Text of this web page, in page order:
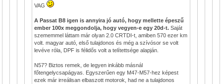
VAG
A Passat B8 igen is annyira jó autó, hogy mellette épeszű
ember 100x meggondolja, hogy vegyen-e egy 20d-t. Saját
szememmel láttam már olyan 2.0 CRTDI-t, amiben 570 ezer km
volt. magyar autó, első tulajdonos és még a szívósor se volt
levéve róla, DPF is félidős volt a telítettsége alapján.
N57? Biztos remek, de legyen inkább másnál
főtengelycsapágyas. Egyszerűen egy M47-M57-hez képest
ezek már irreálisan elbaszott motorok, had ne a tulajdonos